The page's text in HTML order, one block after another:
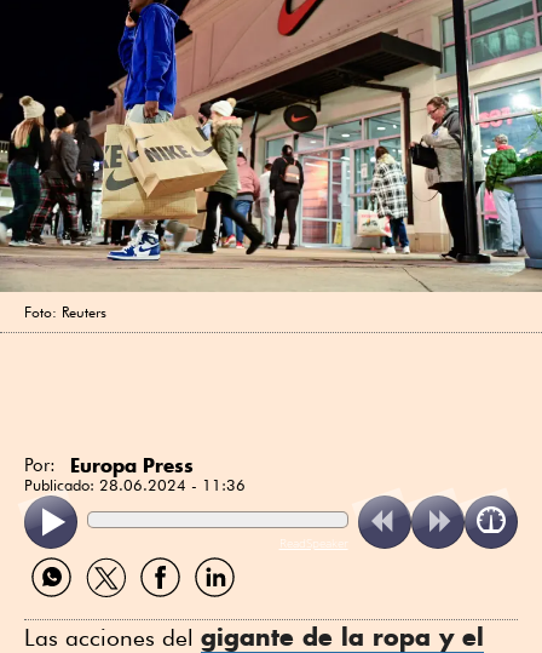
Foto: Reuters
Por: Europa Press
Publicado: 28.06.2024 - 11:36
ReadSpeaker
Compartir
por
Compartir
por
Compartir
por
Compartir
por
Las acciones del gigante de la ropa y el